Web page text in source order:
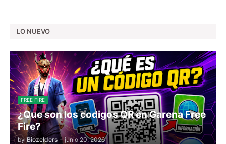
LO NUEVO
FREE FIRE
¿Que son los codigos QR en Garena Free
Fire?
by Biozelders - junio 20, 2026